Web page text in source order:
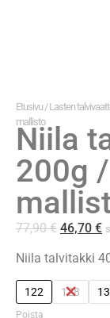
Etusivu /Lasten
mallisto
Niila
200g
77,90€ 46,70 €
Niila talvitakki
122 128
Poista